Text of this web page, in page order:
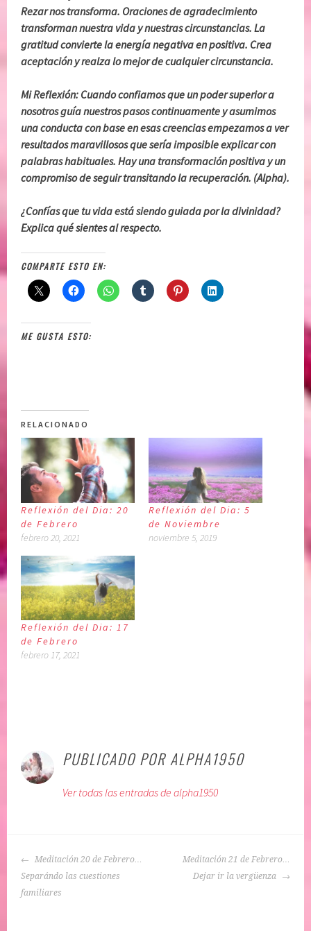
Rezar nos transforma. Oraciones de agradecimiento
transforman nuestra vida y nuestras circunstancias. La
gratitud convierte la energía negativa en positiva. Crea
aceptación y realza lo mejor de cualquier circunstancia.
Mi Reflexión: Cuando confiamos que un poder superior a
nosotros guía nuestros pasos continuamente y asumimos
una conducta con base en esas creencias empezamos a ver
resultados maravillosos que sería imposible explicar con
palabras habituales. Hay una transformación positiva y un
compromiso de seguir transitando la recuperación. (Alpha).
¿Confías que tu vida está siendo guiada por la divinidad?
Explica qué sientes al respecto.
COMPARTE ESTO EN:
ME GUSTA ESTO:
RELACIONADO
Reflexión del Dia: 20
de Febrero
febrero 20, 2021
Reflexión del Dia: 5
de Noviembre
noviembre 5, 2019
Reflexión del Dia: 17
de Febrero
febrero 17, 2021
l
o
e
n
q
d
o
:
PUBLICADO PORALPHA1950
Ver todas las entradas de alpha1950
NAVEGACIÓN
DE
ENTRADAS
Meditación 20 de Febrero…
Separándo las cuestiones
familiares
Meditación 21 de Febrero…
Dejar ir la vergüenza